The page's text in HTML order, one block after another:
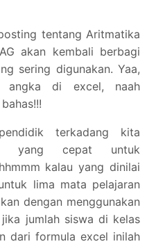
tentang Aritmatika
akan kembali berbagi
sering digunakan. Yaa,
angka di excel, naah
terkadang kita
yang cepat untuk
kalau yang dinilai
lima mata pelajaran
dengan menggunakan
jumlah siswa di kelas
dari formula excel inilah